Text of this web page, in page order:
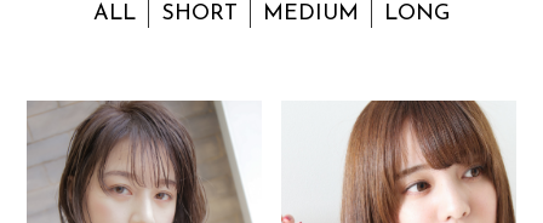
ALL SHORT MEDIUM LONG